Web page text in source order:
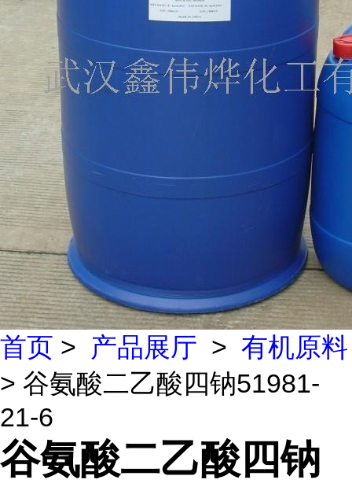
首页 > 产品展厅 > 有机原料
> 谷氨酸二乙酸四钠51981-
21-6
谷氨酸二乙酸四钠